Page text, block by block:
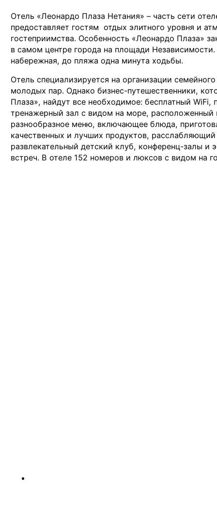
Отель «Леонардо Плаза Нетания» – часть сети
предоставляет гостям отдых элитного уровня и
гостеприимства. Особенность «Леонардо Плаза»
в самом центре города на площади
набережная, до пляжа одна минута ходьбы.
Отель специализируется на организации
молодых пар. Однако бизнес-путешественники,
Плаза», найдут все необходимое: бесплатный WiFi,
тренажерный зал с видом на море, расположенный
разнообразное меню, включающее блюда,
качественных и лучших продуктов,
развлекательный детский клуб, конференц-залы и
встреч. В отеле 152 номеров и люксов с видом на